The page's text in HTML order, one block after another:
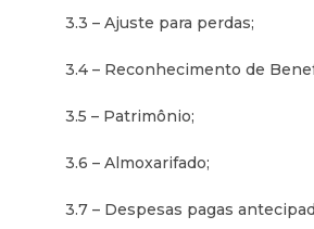
3.3 – Ajuste para perdas;
3.4 – Reconhecimento de
3.5 – Patrimônio;
3.6 – Almoxarifado;
3.7 – Despesas pagas